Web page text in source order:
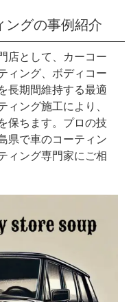
ングの事例紹介
店として、カーコー
ィング、ボディコー
長期間維持する最適
ィング施工により、
保ちます。プロの技
県で車のコーティン
ィング専門家にご相